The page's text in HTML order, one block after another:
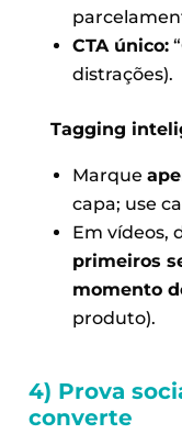
CTA único:
distrações).
Tagging
Marque
capa; use
Em vídeos,
primeiros
momento
produto).
4) Prova
converte